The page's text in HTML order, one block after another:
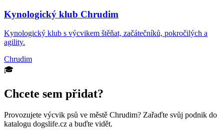
Kynologický klub Chrudim
Kynologický klub s výcvikem štěňat, začátečníků, pokročilých a
agility.
Chrudim
🎓
Chcete sem přidat?
Provozujete výcvik psů ve městě Chrudim? Zařaďte svůj podnik do
katalogu dogslife.cz a buďte vidět.